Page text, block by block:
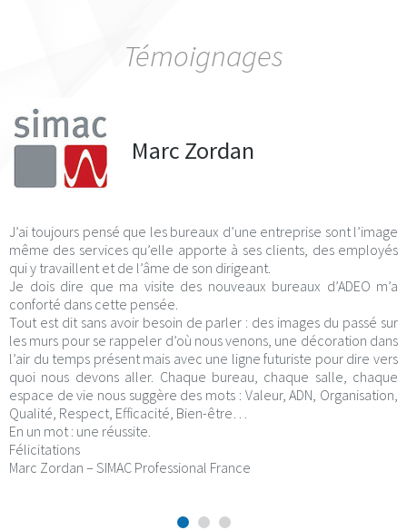
Témoignages
Marc Zordan
J’ai toujours pensé que les bureaux d’une entreprise sont l’image
même des services qu’elle apporte à ses clients, des employés
qui y travaillent et de l’âme de son dirigeant.
Je dois dire que ma visite des nouveaux bureaux d’ADEO m’a
conforté dans cette pensée.
Tout est dit sans avoir besoin de parler : des images du passé sur
les murs pour se rappeler d’où nous venons, une décoration dans
l’air du temps présent mais avec une ligne futuriste pour dire vers
quoi nous devons aller. Chaque bureau, chaque salle, chaque
espace de vie nous suggère des mots : Valeur, ADN, Organisation,
Qualité, Respect, Efficacité, Bien-être…
En un mot : une réussite.
Félicitations
Marc Zordan – SIMAC Professional France